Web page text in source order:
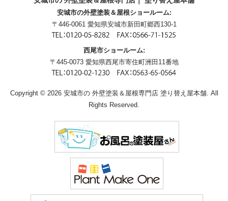
安城市の外壁塗装＆屋根ショールーム:
〒446-0061 愛知県安城市新田町郷西130-1
西尾市ショールーム:
〒445-0073 愛知県西尾市寄住町洲田11番地
Copyright © 2026 安城市の 外壁塗装＆屋根専門店 塗り替え屋本舗. All
Rights Reserved.